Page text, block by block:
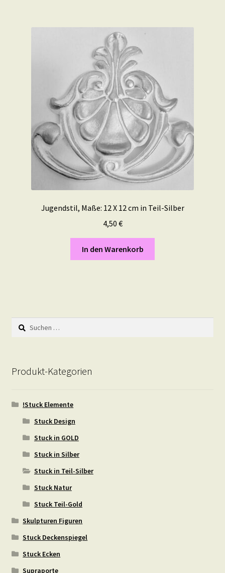
Jugendstil, Maße: 12 X 12 cm in Teil-Silber
4,50 €
In den Warenkorb
Suchen
nach:
Produkt-Kategorien
!Stuck Elemente
Stuck Design
Stuck in GOLD
Stuck in Silber
Stuck in Teil-Silber
Stuck Natur
Stuck Teil-Gold
Skulpturen Figuren
Stuck Deckenspiegel
Stuck Ecken
Supraporte